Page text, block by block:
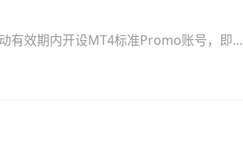
有效期内开设MT4标准Promo账号，即可